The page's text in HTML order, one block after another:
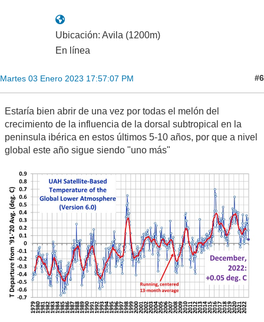
Ubicación: Avila (1200m)
En línea
Martes 03 Enero 2023 17:57:07 PM #6
Estaría bien abrir de una vez por todas el melón del
crecimiento de la influencia de la dorsal subtropical en la
peninsula ibérica en estos últimos 5-10 años, por que a nivel
global este año sigue siendo "uno más"